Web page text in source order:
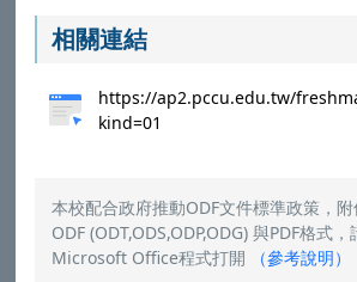
相關連結
https://ap2.pccu.edu.tw/
kind=01
本校配合政府推動ODF文件標準政策，
ODF (ODT,ODS,ODP,ODG) 與PDF格式
Microsoft Office程式打開
（參考說明）